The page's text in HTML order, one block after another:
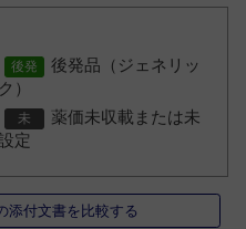
後発品（ジェネリッ
ク）
薬価未収載または未
定
添付文書を比較する